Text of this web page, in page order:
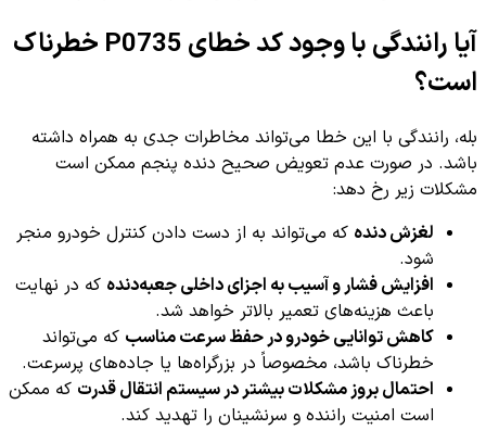
آیا رانندگی با وجود کد خطای P0735 خطرناک
است؟
بله، رانندگی با این خطا می‌تواند مخاطرات جدی به همراه داشته
باشد. در صورت عدم تعویض صحیح دنده پنجم ممکن است
مشکلات زیر رخ دهد:
لغزش دنده که می‌تواند به از دست دادن کنترل خودرو منجر
شود.
افزایش فشار و آسیب به اجزای داخلی جعبه‌دنده که در نهایت
باعث هزینه‌های تعمیر بالاتر خواهد شد.
کاهش توانایی خودرو در حفظ سرعت مناسب که می‌تواند
خطرناک باشد، مخصوصاً در بزرگراه‌ها یا جاده‌های پرسرعت.
احتمال بروز مشکلات بیشتر در سیستم انتقال قدرت که ممکن
است امنیت راننده و سرنشینان را تهدید کند.